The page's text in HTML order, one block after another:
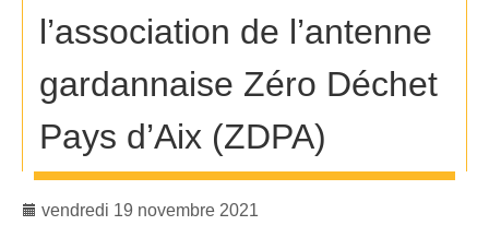
l’association de l’antenne
gardannaise Zéro Déchet
Pays d’Aix (ZDPA)
vendredi 19 novembre 2021